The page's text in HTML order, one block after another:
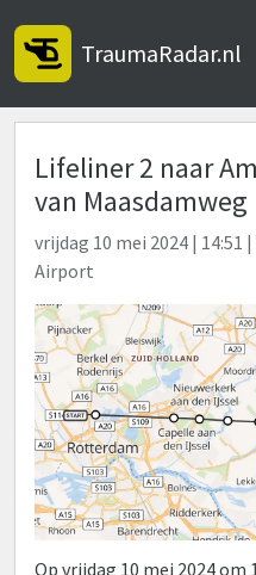
TraumaRadar.nl
Lifeliner 2 naar
van Maasdamweg
vrijdag 10 mei 2024 |
Airport
Op vrijdag 10 mei 2024 om